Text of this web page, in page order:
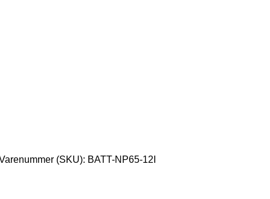
(SKU): BATT-NP65-12I